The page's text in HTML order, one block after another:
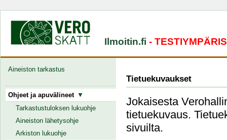
Ilmoitin.fi -
Aineiston tarkastus
Ohjeet ja apuvälineet
Tarkastustuloksen lukuohje
Aineiston lähetysohje
Arkiston lukuohje
Tietuekuvaukset
Jokaisesta
tietuekuvaus.
sivuilta.